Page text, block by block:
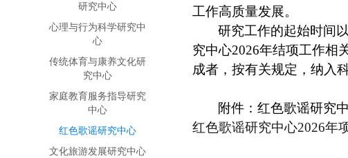
研究中心
心理与行为科学研究中
心
传统体育与康养文化研
究中心
家庭教育服务指导研究
中心
红色歌谣研究中心
文化旅游发展研究中心
工作高质量发展。
研究工作的起始时间
究中心2026年结项工作相
成者，按有关规定，纳入
附件：红色歌谣研究
红色歌谣研究中心2026年